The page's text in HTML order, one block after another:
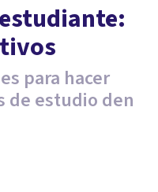
para hacer
de estudio den